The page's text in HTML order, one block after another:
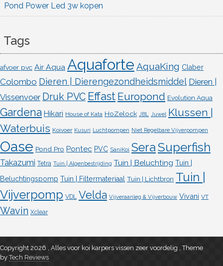
Pond Power Led 3w kopen
Tags
afvoer pvc Air Aqua Aquaforte AquaKing Claber
Colombo Dieren | Dierengezondheidsmiddel Dieren |
Vissenvoer Druk PVC Effast Europond Evolution Aqua
Gardena Hikari House of Kata HoZelock JBL Juwel Klussen |
Waterbuis Koivoer Kusuri Luchtpompen Niet Regelbare Vijverpompen
Oase Pond Pro Pontec PVC SaniKoi SeraSuperfish
Takazumi Tetra Tuin | Algenbestrijding Tuin | Beluchting Tuin |
Beluchtingspomp Tuin | Filtermateriaal Tuin | Lichtbron Tuin |
Vijverpomp VDL Velda Vijveraanleg & Vijverbouw Vivani VT
Wavin Xclear
Copyright 2026 , Alles voor koi karpers vissen zeer voordelig ,Theme
byTech Reviews